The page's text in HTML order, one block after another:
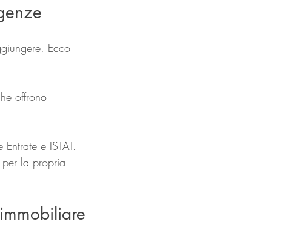
Ecco
offrono
e ISTAT.
la propria